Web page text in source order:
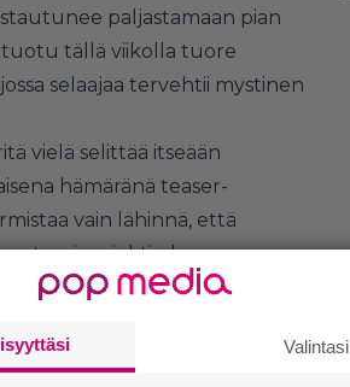
paljastamaan pian
tällä viikolla tuore
jossa selaajaa tervehtii mystinen
vielä selittää itseään
hämäränä teaser-
vain lähinnä, että
kanssa.
tänäkin vuonna
Valintasi